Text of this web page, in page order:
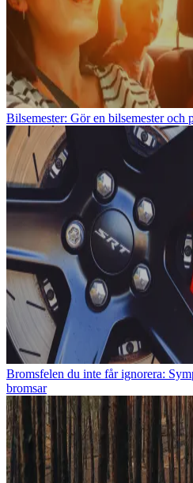
Bilsemester: Gör en bilsemester och
Bromsfelen du inte får ignorera:
bromsar